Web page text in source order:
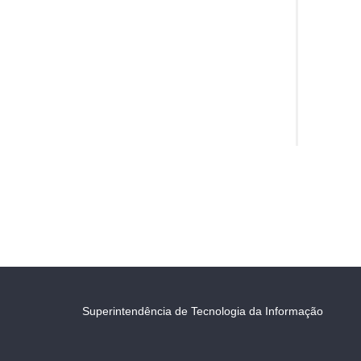
Superintendência de Tecnologia da Informação